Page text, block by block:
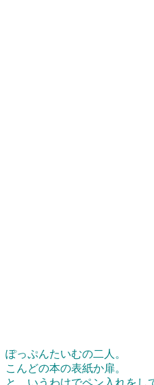
ぽっぷんたいむの二人。
こんどの本の表紙か扉。
と、いうわけでペン入れをし